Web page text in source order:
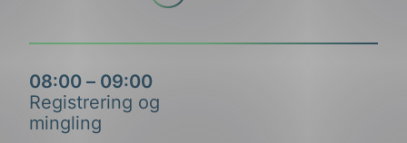
08:00 – 09:00
Registrering og
mingling